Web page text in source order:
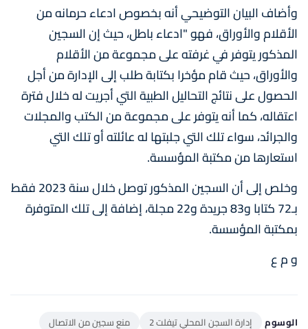
وأضاف البيان التوضيحي أنه بخصوص ادعاء حرمانه من
الأقلام والأوراق، فهو "ادعاء باطل، حيث إن السجين
المذكور يتوفر في غرفته على مجموعة من الأقلام
والأوراق، حيث قام مؤخرا بكتابة طلب إلى الإدارة من أجل
الحصول على نتائج التحاليل الطبية التي أجريت له خلال فترة
اعتقاله، كما أنه يتوفر على مجموعة من الكتب والمجلات
والجرائد، سواء تلك التي جلبتها له عائلته أو تلك التي
استعارها من مكتبة المؤسسة.
وخلص إلى أن السجين المذكور توصل خلال سنة 2023 فقط
بـ72 كتابا و83 جريدة و22 مجلة، إضافة إلى تلك المتوفرة
بمكتبة المؤسسة.
و م ع
الوسوم إدارة السجن المحلي تيفلت 2 منع سجين من الاتصال